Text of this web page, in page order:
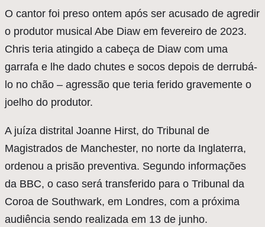
O cantor foi preso ontem após ser acusado de agredir
o produtor musical Abe Diaw em fevereiro de 2023.
Chris teria atingido a cabeça de Diaw com uma
garrafa e lhe dado chutes e socos depois de derrubá-
lo no chão – agressão que teria ferido gravemente o
joelho do produtor.
A juíza distrital Joanne Hirst, do Tribunal de
Magistrados de Manchester, no norte da Inglaterra,
ordenou a prisão preventiva. Segundo informações
da BBC, o caso será transferido para o Tribunal da
Coroa de Southwark, em Londres, com a próxima
audiência sendo realizada em 13 de junho.